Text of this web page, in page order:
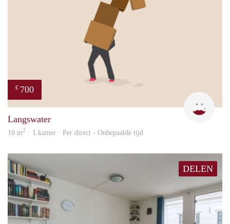
€ 700
Langswater
10 m2 · 1 kamer · Per direct - Onbepaalde tijd
DELEN